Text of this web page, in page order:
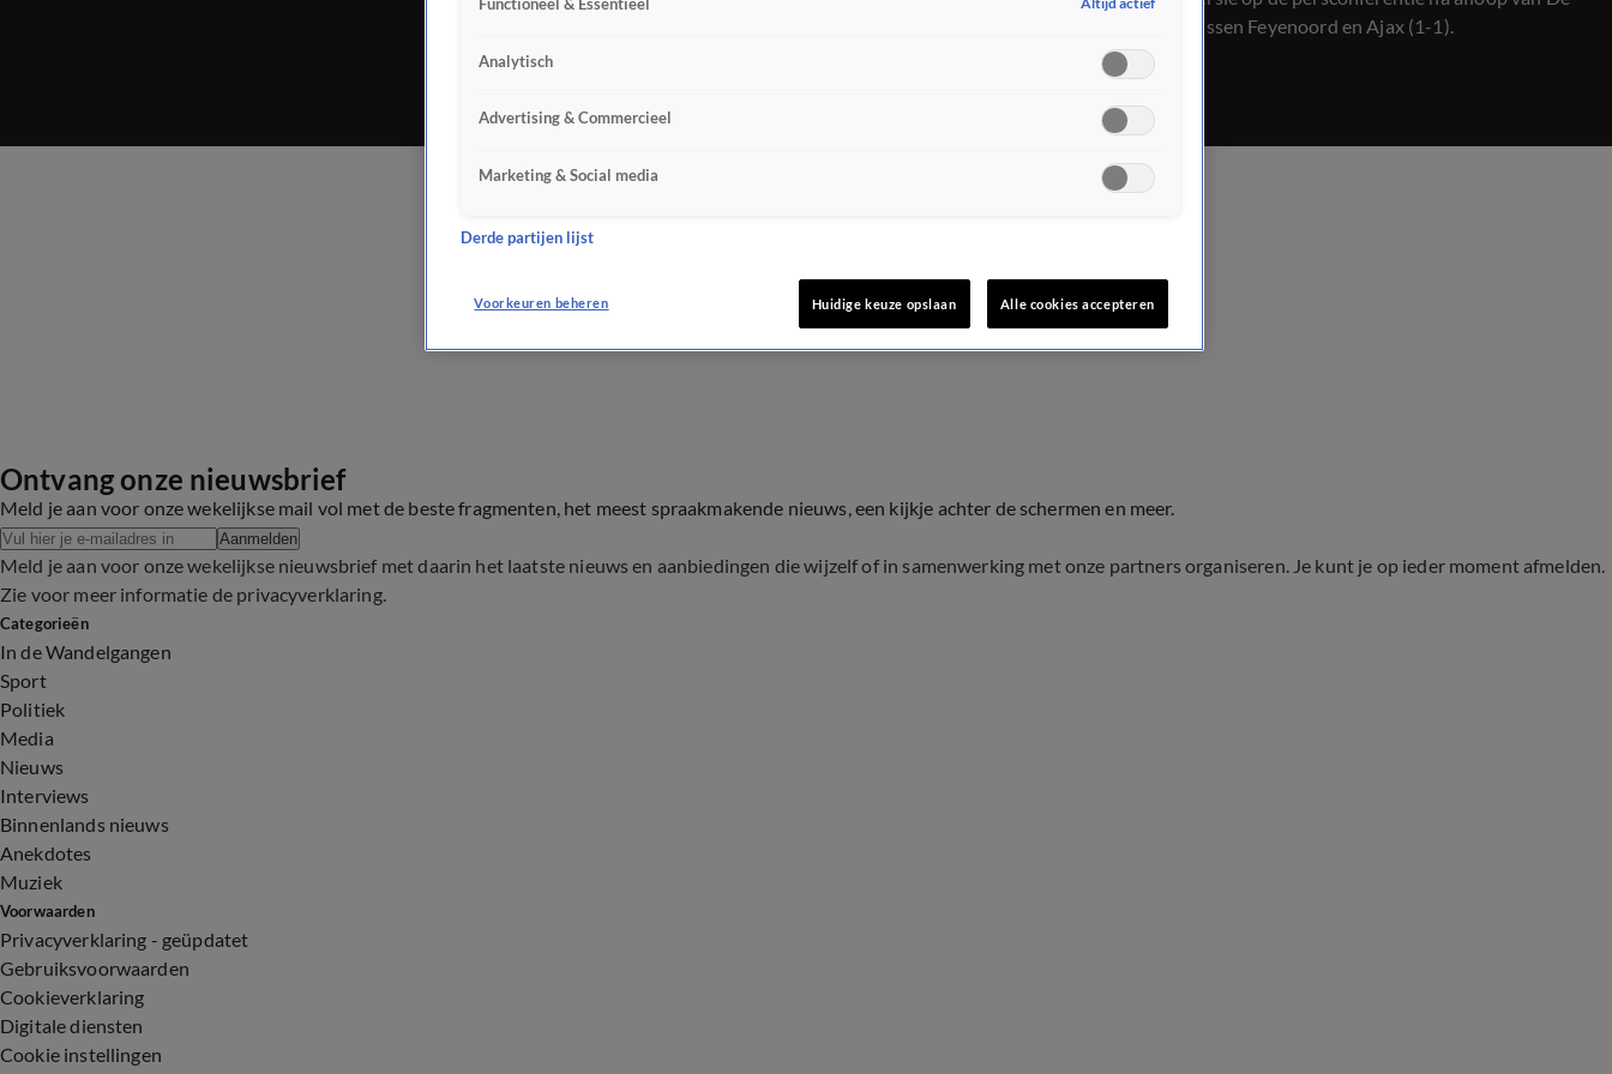
Klassieker tussen Feyenoord en Ajax (1-1).
Ontvang onze nieuwsbrief
Meld je aan voor onze wekelijkse mail vol met de beste fragmenten, het meest spraakmakende nieuws, een kijkje achter de schermen en meer.
Aanmelden
Meld je aan voor onze wekelijkse nieuwsbrief met daarin het laatste nieuws en aanbiedingen die wijzelf of in samenwerking met onze partners organiseren. Je kunt je op ieder moment afmelden.
Zie voor meer informatie de privacyverklaring.
Categorieën
In de Wandelgangen
Sport
Politiek
Media
Nieuws
Interviews
Binnenlands nieuws
Anekdotes
Muziek
Voorwaarden
Privacyverklaring - geüpdatet
Gebruiksvoorwaarden
Cookieverklaring
Digitale diensten
Cookie instellingen
Functioneel & Essentieel
Analytisch
Advertising & Commercieel
Marketing & Social media
Derde partijen lijst
Voorkeuren beheren Huidige keuze opslaan Alle cookies accepteren